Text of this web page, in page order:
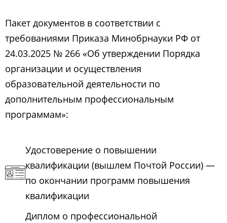
Пакет документов в соответствии с
требованиями Приказа Минобрнауки РФ от
24.03.2025 № 266 «Об утверждении Порядка
организации и осуществления
образовательной деятельности по
дополнительным профессиональным
программам»:
Удостоверение о повышении
квалификации (вышлем Почтой России) —
по окончании программ повышения
квалификации
Диплом о профессиональной